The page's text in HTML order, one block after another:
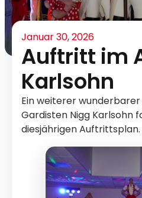
Januar 30, 2026
Auftritt im
Karlsohn
Ein weiterer
Gardisten Nigg Karlsohn
diesjährigen Auftrittsplan.